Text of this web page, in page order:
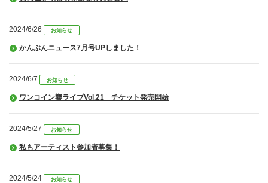
2024/6/26 お知らせ
かんぶんニュース7月号UPしました！
2024/6/7 お知らせ
ワンコイン響ライブVol.21 チケット発売開始
2024/5/27 お知らせ
私もアーティスト参加者募集！
2024/5/24 お知らせ